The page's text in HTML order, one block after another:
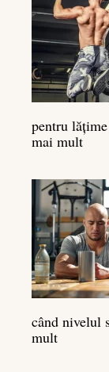
pentru
mai mult:
Top
7
un
când nivelul
mult: